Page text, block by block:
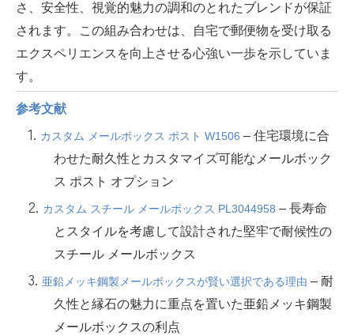
さ、安全性、視覚的魅力の調和のとれたブレンドが保証
されます。この組み合わせは、自宅で郵便物を受け取る
エクスペリエンスを向上させる心強い一歩を示していま
す。
参考文献
1. カスタム メールボックス ポスト W1506 – 住宅環境に合
わせた耐久性とカスタマイズ可能なメールボック
ス ポスト オプション
2. カスタム スチール メールボックス PL3044958 – 長寿命
とスタイルを考慮して設計された堅牢で耐候性の
スチール メールボックス
3. 亜鉛メッキ鋼製メールボックスが賢い選択である理由 – 耐
久性と縁石の魅力に重点を置いた亜鉛メッキ鋼製
メールボックスの利点